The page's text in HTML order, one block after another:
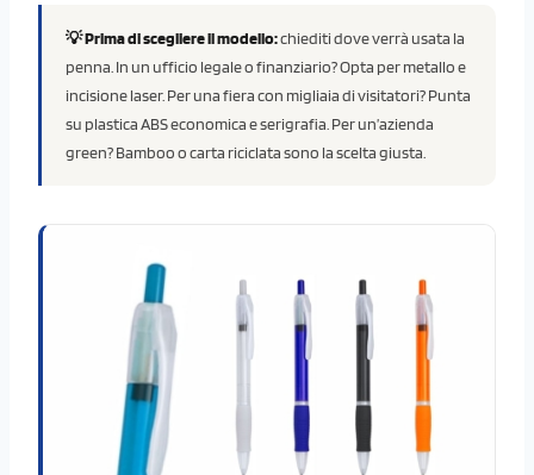
💡 Prima di scegliere il modello:chiediti dove verrà usata la
penna. In un ufficio legale o finanziario? Opta per metallo e
incisione laser. Per una fiera con migliaia di visitatori? Punta
su plastica ABS economica e serigrafia. Per un’azienda
green? Bamboo o carta riciclata sono la scelta giusta.